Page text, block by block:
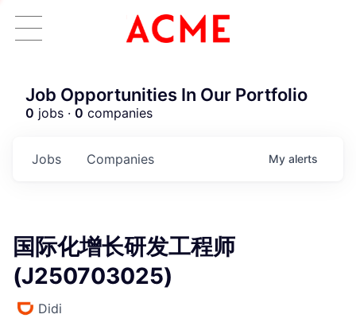
Job Opportunities In Our Portfolio
0 jobs · 0 companies
Jobs Companies My alerts
国际化增长研发工程师
(J250703025)
Didi